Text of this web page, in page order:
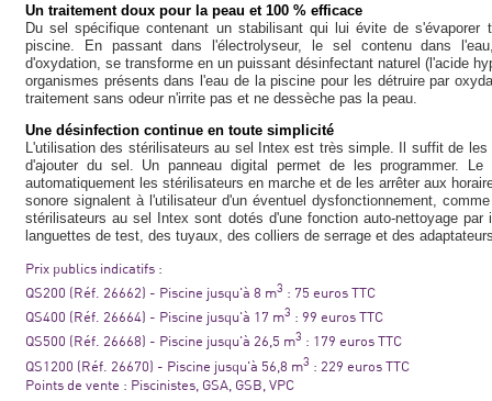
Un traitement doux pour la peau et 100 % efficace
Du sel spécifique contenant un stabilisant qui lui évite de
piscine. En passant dans l'électrolyseur, le sel contenu dans
d'oxydation, se transforme en un puissant désinfectant naturel (l'acide
organismes présents dans l'eau de la piscine pour les détruire par
traitement sans odeur n'irrite pas et ne dessèche pas la peau.
Une désinfection continue en toute simplicité
L'utilisation des stérilisateurs au sel Intex est très simple. Il suffit de
d'ajouter du sel. Un panneau digital permet de les programmer.
automatiquement les stérilisateurs en marche et de les arrêter aux
sonore signalent à l'utilisateur d'un éventuel dysfonctionnement,
stérilisateurs au sel Intex sont dotés d'une fonction auto-nettoyage
languettes de test, des tuyaux, des colliers de serrage et des
Prix publics indicatifs :
QS200 (Réf. 26662) - Piscine jusqu'à 8 m3 : 75 euros TTC
QS400 (Réf. 26664) - Piscine jusqu'à 17 m3 : 99 euros TTC
QS500 (Réf. 26668) - Piscine jusqu'à 26,5 m3 : 179 euros TTC
QS1200 (Réf. 26670) - Piscine jusqu'à 56,8 m3 : 229 euros TTC
Points de vente : Piscinistes, GSA, GSB, VPC